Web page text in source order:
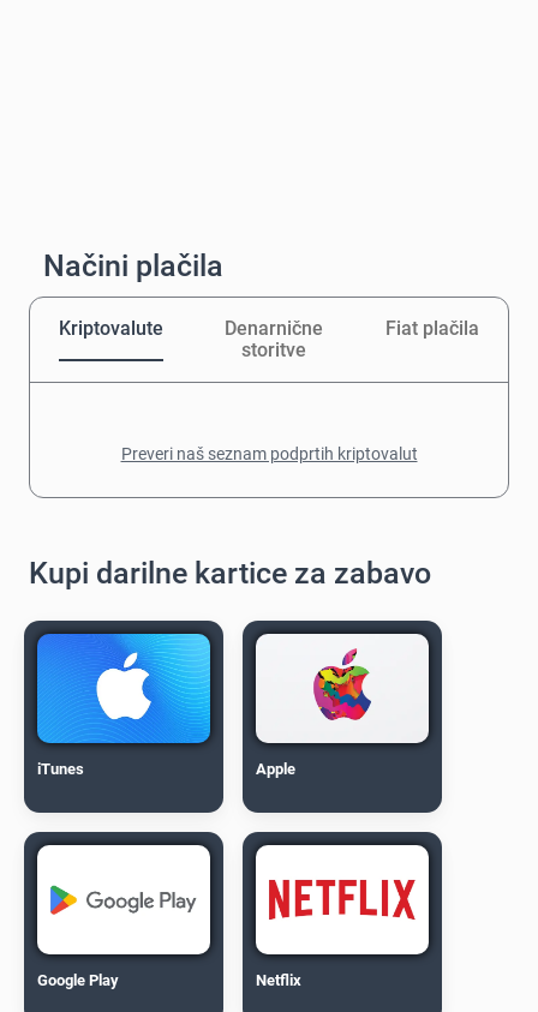
Načini plačila
Kriptovalute
Denarnične
storitve
Fiat plačila
Preveri naš seznam podprtih kriptovalut
Kupi darilne kartice za zabavo
iTunes Apple
Google Play Netflix